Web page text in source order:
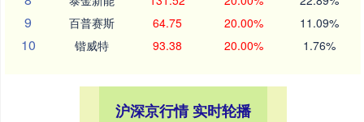
9 百普赛斯 64.75 20.00% 11.09%
10 锴威特 93.38 20.00% 1.76%
沪深京行情 实时轮播